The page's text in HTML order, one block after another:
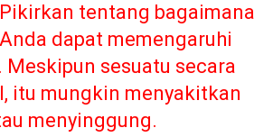
tentang bagaimana
dapat memengaruhi
Meskipun sesuatu secara
itu mungkin menyakitkan
menyinggung.